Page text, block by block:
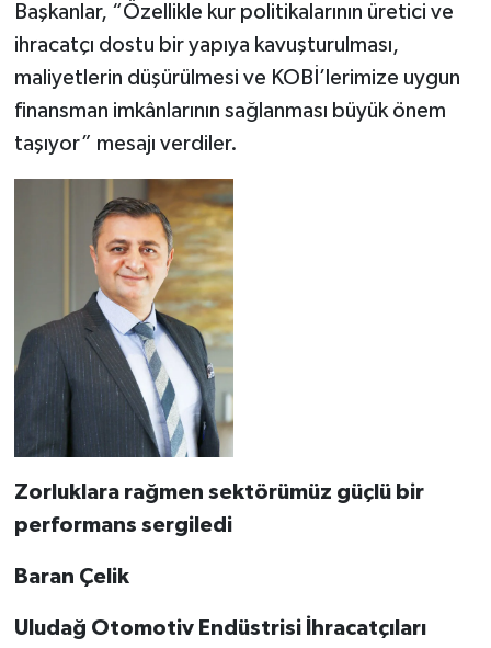
Başkanlar, “Özellikle kur politikalarının üretici ve
ihracatçı dostu bir yapıya kavuşturulması,
maliyetlerin düşürülmesi ve KOBİ’lerimize uygun
finansman imkânlarının sağlanması büyük önem
taşıyor” mesajı verdiler.
Zorluklara rağmen sektörümüz güçlü bir
performans sergiledi
Baran Çelik
Uludağ Otomotiv Endüstrisi İhracatçıları